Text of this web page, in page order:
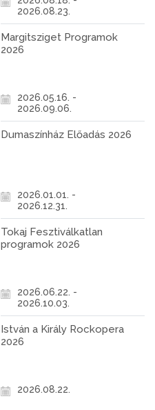
2026.08.23.
Margitsziget Programok
2026
2026.05.16. -
2026.09.06.
Dumaszínház Előadás 2026
2026.01.01. -
2026.12.31.
Tokaj Fesztiválkatlan
programok 2026
2026.06.22. -
2026.10.03.
István a Király Rockopera
2026
2026.08.22.